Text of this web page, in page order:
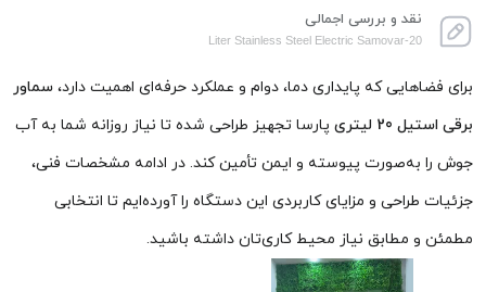
نقد و بررسی اجمالی
20-Liter Stainless Steel Electric Samovar
برای فضاهایی که پایداری دما، دوام و عملکرد حرفه‌ای اهمیت دارد، سماور
برقی استیل 20 لیتری
پارسا تجهیز طراحی شده تا نیاز روزانه شما به آب
جوش را به‌صورت پیوسته و ایمن تأمین کند. در ادامه مشخصات فنی،
جزئیات طراحی و مزایای کاربردی این دستگاه را آورده‌ایم تا انتخابی
مطمئن و مطابق نیاز محیط کاری‌تان داشته باشید.